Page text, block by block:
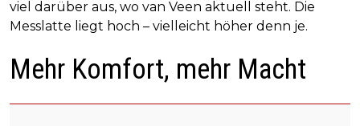
viel darüber aus, wo van Veen aktuell steht. Die
Messlatte liegt hoch – vielleicht höher denn je.
Mehr Komfort, mehr Macht